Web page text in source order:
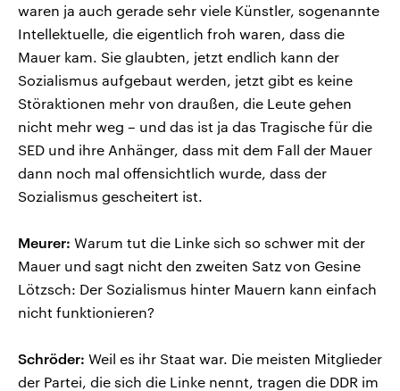
waren ja auch gerade sehr viele Künstler, sogenannte
Intellektuelle, die eigentlich froh waren, dass die
Mauer kam. Sie glaubten, jetzt endlich kann der
Sozialismus aufgebaut werden, jetzt gibt es keine
Störaktionen mehr von draußen, die Leute gehen
nicht mehr weg – und das ist ja das Tragische für die
SED und ihre Anhänger, dass mit dem Fall der Mauer
dann noch mal offensichtlich wurde, dass der
Sozialismus gescheitert ist.
Meurer: Warum tut die Linke sich so schwer mit der
Mauer und sagt nicht den zweiten Satz von Gesine
Lötzsch: Der Sozialismus hinter Mauern kann einfach
nicht funktionieren?
Schröder: Weil es ihr Staat war. Die meisten Mitglieder
der Partei, die sich die Linke nennt, tragen die DDR im